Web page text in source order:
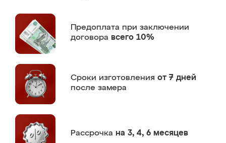
Предоплата при заключении
договора всего 10%
Сроки изготовления от 7 дней
после замера
Рассрочка на 3, 4, 6 месяцев